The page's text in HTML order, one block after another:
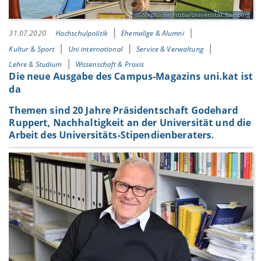
Stephanie Fröba/Universität Bamberg
31.07.2020 Hochschulpolitik
Ehemalige & Alumni
Kultur & Sport
Uni international
Service & Verwaltung
Lehre & Studium
Wissenschaft & Praxis
Die neue Ausgabe des Campus-Magazins uni.kat ist
da
Themen sind 20 Jahre Präsidentschaft Godehard
Ruppert, Nachhaltigkeit an der Universität und die
Arbeit des Universitäts-Stipendienberaters.